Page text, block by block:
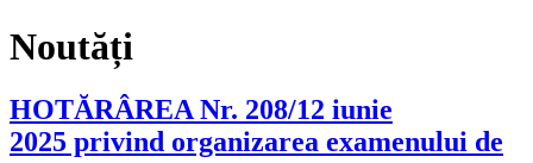
Noutăți
HOTĂRÂREA Nr. 208/12 iunie
2025 privind organizarea examenului de